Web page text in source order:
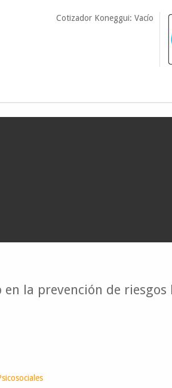
Cotizador Koneggui: Vacío
Importancia del reglamento interno en la
la prevención de riesgos